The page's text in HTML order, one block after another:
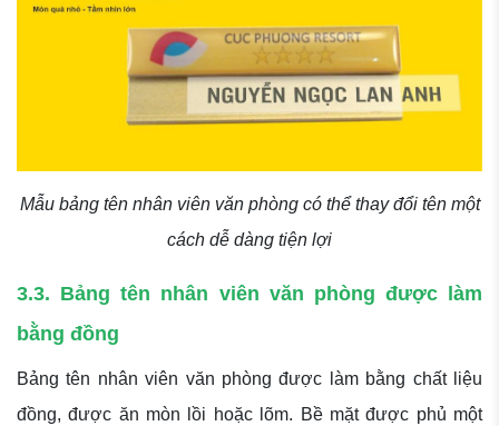
Mẫu bảng tên nhân viên văn phòng có thể thay đổi tên một
cách dễ dàng tiện lợi
3.3. Bảng tên nhân viên văn phòng được làm
bằng đồng
Bảng tên nhân viên văn phòng được làm bằng chất liệu
đồng, được ăn mòn lồi hoặc lõm. Bề mặt được phủ một